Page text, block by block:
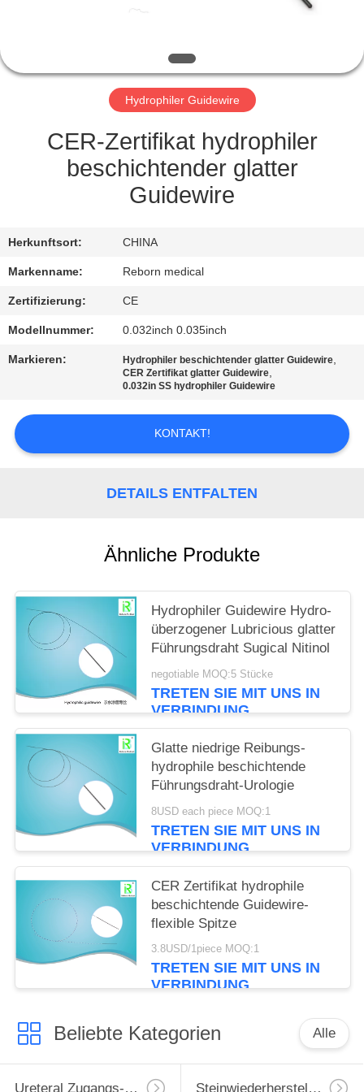
SIE
MIT
VERBINDUNG
SIE
EIN
ZITAT
POLICY
Hydrophiler Guidewire
CER-Zertifikat hydrophiler
beschichtender glatter
Guidewire
Herkunftsort: CHINA
Markenname: Reborn medical
Zertifizierung: CE
Modellnummer: 0.032inch 0.035inch
Markieren: Hydrophiler beschichtender glatter Guidewire,
CER Zertifikat glatter Guidewire,
0.032in SS hydrophiler Guidewire
KONTAKT!
DETAILS ENTFALTEN
Ähnliche Produkte
Hydrophiler Guidewire Hydro-
überzogener Lubricious glatter
Führungsdraht Sugical Nitinol
negotiable MOQ:5 Stücke
TRETEN SIE MIT UNS IN
VERBINDUNG
Glatte niedrige Reibungs-
hydrophile beschichtende
Führungsdraht-Urologie
8USD each piece MOQ:1
TRETEN SIE MIT UNS IN
VERBINDUNG
CER Zertifikat hydrophile
beschichtende Guidewire-
flexible Spitze
3.8USD/1piece MOQ:1
TRETEN SIE MIT UNS IN
VERBINDUNG
Beliebte Kategorien Alle
Ureteral Zugangs-Hülle Steinwiederherstellungs-Korb